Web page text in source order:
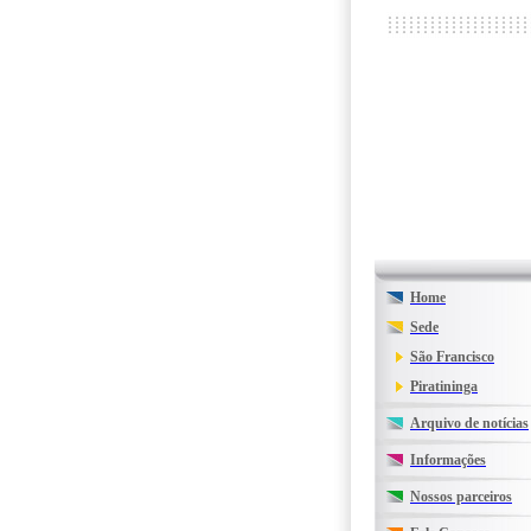
Home
Sede
São Francisco
Piratininga
Arquivo de notícias
Informações
Nossos parceiros